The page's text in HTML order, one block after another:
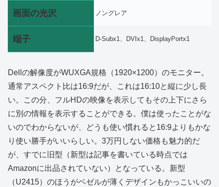
画面の光沢 ノングレア
端子 D-Subx1、DVIx1、DisplayPortx1
Dellの解像度がWUXGA規格（1920×1200）のモニター。
通常アスペクト比は16:9だが、これは16:10と縦に少し長
い。この分、フルHDの映像を表示してもその上下にさら
に別の情報を表示することができる。僕は使ったことがな
いのでわからないが、どうも使い慣れると16:9よりもかな
り使い勝手がいいらしい。3万円しない価格も魅力的だ
が、すでに旧型（新型は記事を書いている時点では
Amazonに出品されていない）となっている。新型
（U2415）のほうがベゼルが薄くデザインもかっこいいの